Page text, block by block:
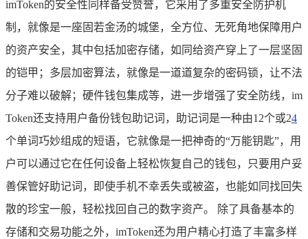
imToken的安全性同样备受赞誉，它采用了多重安全防护机
制，就像是一座固若金汤的城堡，全方位、无死角地保障用户
的资产安全，其中包括加密存储，如同给资产穿上了一层坚固
的铠甲；多层加密算法，就像是一道道复杂的密码锁，让不法
分子难以破解；硬件钱包集成等，进一步增强了安全防线，im
Token还支持用户备份钱包助记词，助记词是一种由12个或24
个单词巧妙组成的短语，它就像是一把神奇的“万能钥匙”，用
户可以通过它在任何设备上轻松恢复自己的钱包，只要用户妥
善保管好助记词，即使手机不幸丢失或被盗，也能如同找回失
散的珍宝一般，轻松找回自己的数字资产。 除了具备基本的
存储和交易功能之外，imToken还为用户精心打造了丰富多样